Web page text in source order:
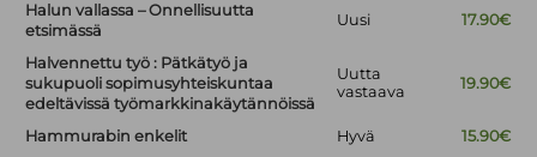
Halun vallassa – Onnellisuutta
etsimässä
Uusi 17.90€
Halvennettu työ : Pätkätyö ja
sukupuoli sopimusyhteiskuntaa
edeltävissä työmarkkinakäytännöissä
Uutta
vastaava
19.90€
Hammurabin enkelit Hyvä 15.90€